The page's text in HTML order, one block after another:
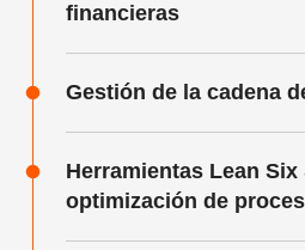
financieras
Gestión de la cadena
Herramientas Lean Six
optimización de